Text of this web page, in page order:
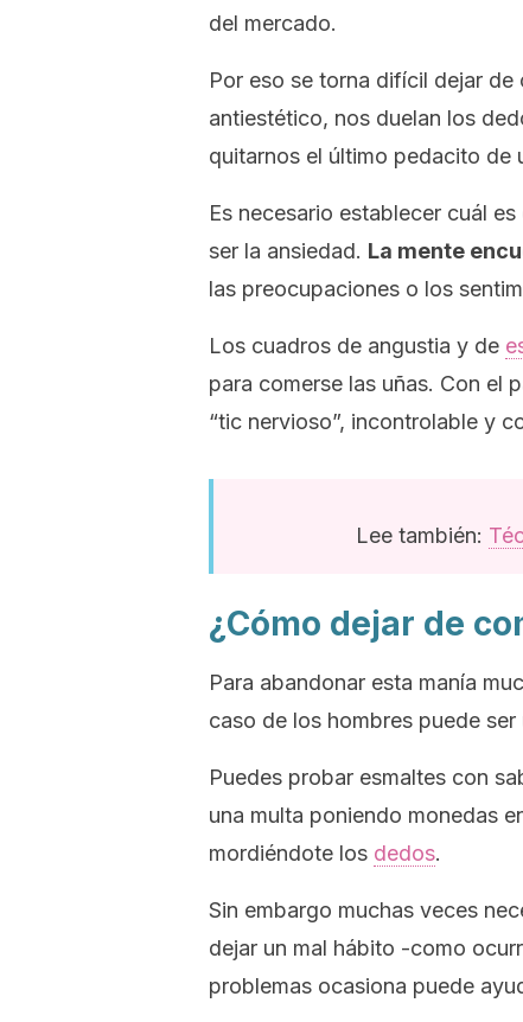
del mercado.
Por eso se torna difícil dejar de
antiestético, nos duelan los
quitarnos el último pedacito de
Es necesario establecer cuál
ser la ansiedad. La mente
las preocupaciones o los
Los cuadros de angustia y de
para comerse las uñas. Con el
“tic nervioso”, incontrolable y
Lee también:
¿Cómo dejar de
Para abandonar esta manía
caso de los hombres puede
Puedes probar esmaltes con
una multa poniendo monedas
mordiéndote los dedos.
Sin embargo muchas veces
dejar un mal hábito -como
problemas ocasiona puede